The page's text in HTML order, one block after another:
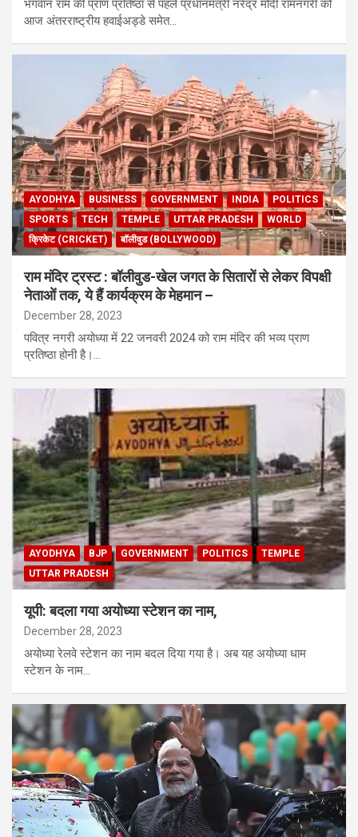
भगवान राम की प्राण प्रतिष्ठा से पहले प्रधानमंत्री नरेंद्र मोदी रामनगरी को
आज अंतरराष्ट्रीय हवाईअड्डे समेत…
AYODHYA BUSINESS GOVERNMENT INDIA
POLITICS
SPORTS
TECH TEMPLE UTTAR PRADESH
WORLD
क्रिकेट (CRICKET)
बॉलीवुड (BOLLYWOOD)
राम मंदिर ट्रस्ट : बॉलीवुड-खेल जगत के सितारों से लेकर विपक्षी
नेताओं तक, ये हैं कार्यक्रम के मेहमान –
December 28, 2023
पवित्र नगरी अयोध्या में 22 जनवरी 2024 को राम मंदिर की भव्य प्राण
प्रतिष्ठा होनी है।…
AYODHYA BJP GOVERNMENT POLITICS
TEMPLE
UTTAR PRADESH
यूपी: बदला गया अयोध्या स्टेशन का नाम,
December 28, 2023
अयोध्या रेलवे स्टेशन का नाम बदल दिया गया है। अब यह अयोध्या धाम
स्टेशन के नाम…